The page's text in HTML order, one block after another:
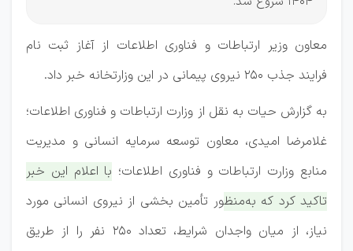
معاون وزیر ارتباطات و فناوری اطلاعات از آغاز ثبت نام
فرایند جذب ۲۵۰ نیروی پیمانی در این وزارتخانه خبر داد.
به گزارش حیات به نقل از وزارت ارتباطات و فناوری اطلاعات؛
غلامرضا امیدی، معاون توسعه سرمایه انسانی و مدیریت
منابع وزارت ارتباطات و فناوری اطلاعات؛ با اعلام این خبر
تاکید کرد که به‌منظور تأمین بخشی از نیروی انسانی مورد
نیاز، از میان واجدان شرایط، تعداد ۲۵۰ نفر را از طریق